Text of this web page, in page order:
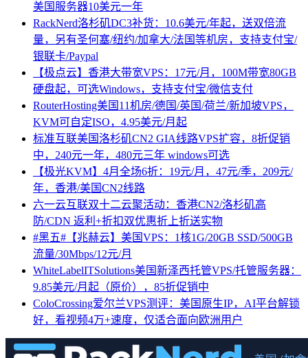
美国服务器10美元一年
RackNerd洛杉矶DC3补货：10.6美元/年起，送双倍流
量，另有圣何塞/纽约/加拿大/法国等机房，支持支付宝/
银联卡/Paypal
【极点云】香港大带宽VPS：17元/月，100M带宽80GB
硬盘起，可选Windows，支持支付宝/微信支付
RouterHosting美国11机房/德国/英国/荷兰/新加坡VPS，
KVM可自定ISO，4.95美元/月起
标准互联美国洛杉矶CN2 GIA线路VPS扩容，8折促销
中，240元一年，480元三年 windows可选
【极光KVM】4月全场6折：19元/月，47元/季，209元/
年，香港/美国CN2线路
六一云互联双十二云聚活动：香港CN2/洛杉矶高
防/CDN 返利+折扣双优惠折上折送实物
#黑五#【兆赫云】美国VPS：1核1G/20GB SSD/500GB
流量/30Mbps/12元/月
WhiteLabelITSolutions美国新泽西托管VPS/托管服务器：
9.85美元/月起（原价），85折促销中
ColoCrossing爱尔兰VPS测评：美国原生IP，AI平台解锁
好，看视频4万+速度，仅适合面向欧洲用户